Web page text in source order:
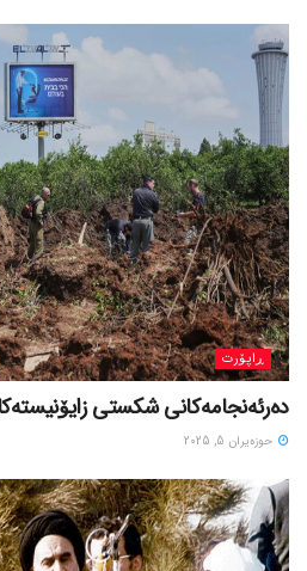
ڕاپۆرت
دەرئەنجامەکانی شکستی
حوزه‌یران 5, 2025